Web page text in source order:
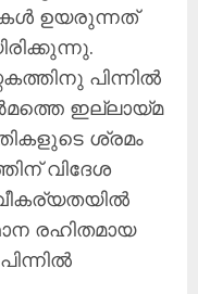
ഉയരുന്നത്
പിന്നില്‍
ഇല്ലായ്മ
ശ്രമം
വിദേശ
രഹിതമായ